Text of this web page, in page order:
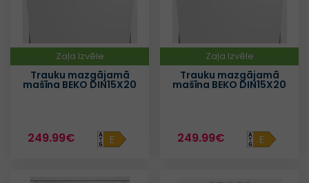
Zaļa Izvēle
Trauku mazgājamā
mašīna BEKO DIN15X20
249.99€ E
Zaļa Izvēle
Trauku mazgājamā
mašīna BEKO DIN15X20
249.99€ E